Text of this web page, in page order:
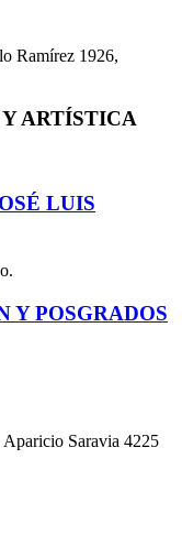
Ramírez 1926,
ARTÍSTICA
LUIS
Y POSGRADOS
Saravia 4225